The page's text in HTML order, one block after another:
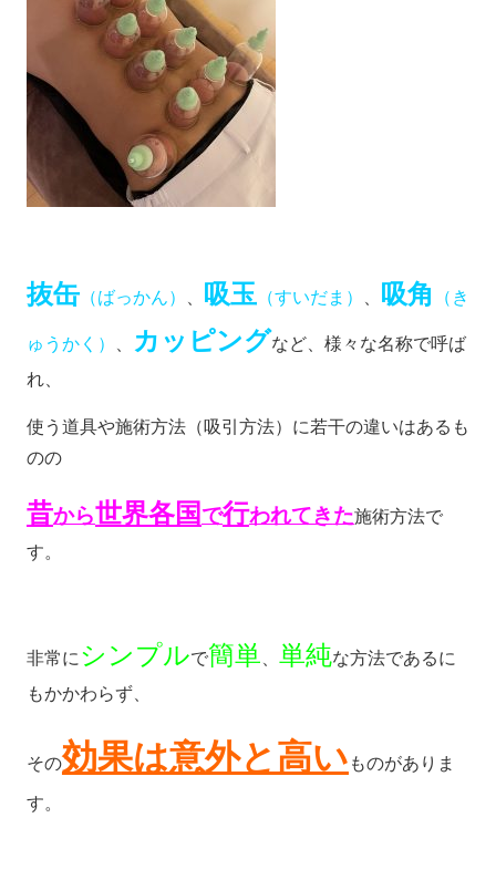
抜缶（ばっかん） 吸玉（すいだま） 吸角 （き
ゅうかく） カッピングなど、様々な名称で呼ば
れ、
使う道具や施術方法（吸引方法）に若干の違いはあるも
のの
昔から世界各国 で行われてきた施術方法で
す。
非常に シンプルで簡単 単純な方法であるに
もかかわらず、
その効果は意外と高い ものがありま
す。